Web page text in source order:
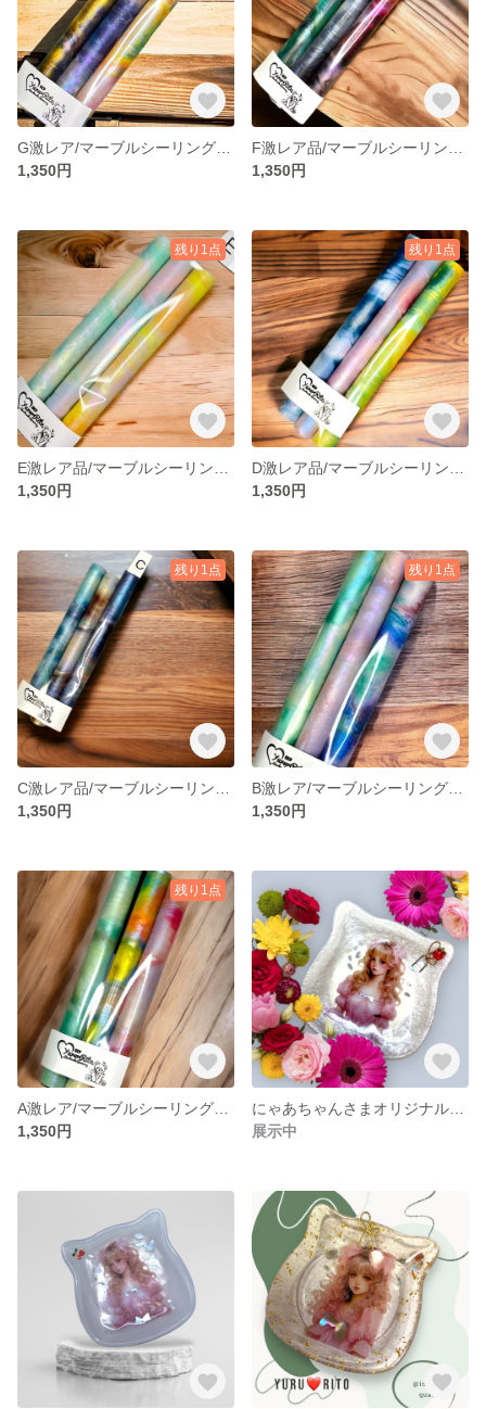
1,350円
1,350円
残り1点
1,350円
残り1点
1,350円
残り1点
1,350円
残り1点
1,350円
残り1点
1,350円
展示中